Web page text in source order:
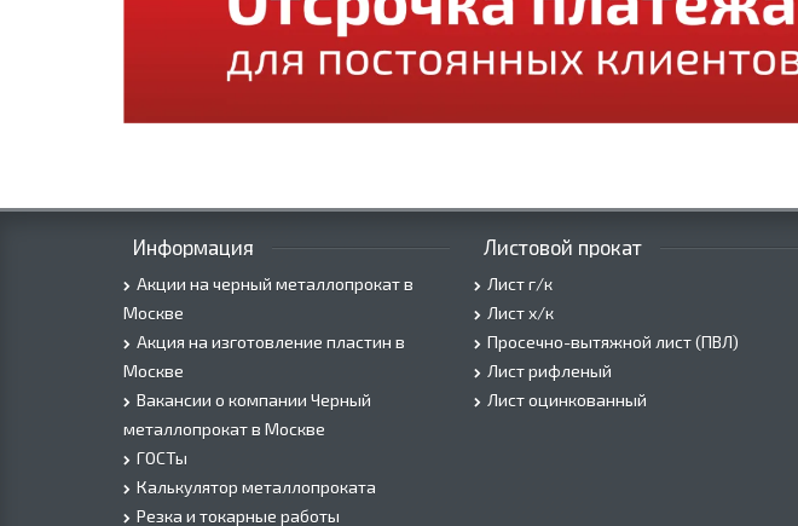
Информация
Акции на черный металлопрокат в
Москве
Акция на изготовление пластин в
Москве
Вакансии о компании Черный
металлопрокат в Москве
ГОСТы
Калькулятор металлопроката
Резка и токарные работы
Листовой прокат
Лист г/к
Лист х/к
Просечно-вытяжной лист (ПВЛ)
Лист рифленый
Лист оцинкованный